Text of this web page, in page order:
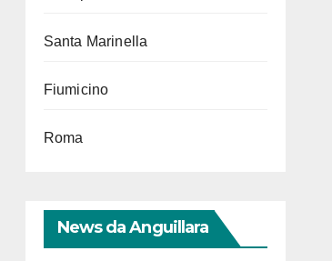
Santa Marinella
Fiumicino
Roma
News da Anguillara